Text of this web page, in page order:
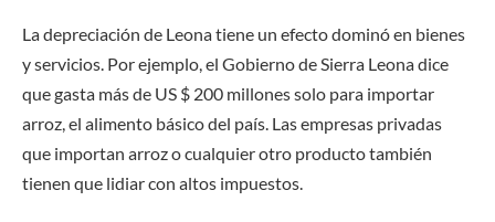
La depreciación de Leona tiene un efecto dominó en bienes
y servicios. Por ejemplo, el Gobierno de Sierra Leona dice
que gasta más de US $ 200 millones solo para importar
arroz, el alimento básico del país. Las empresas privadas
que importan arroz o cualquier otro producto también
tienen que lidiar con altos impuestos.